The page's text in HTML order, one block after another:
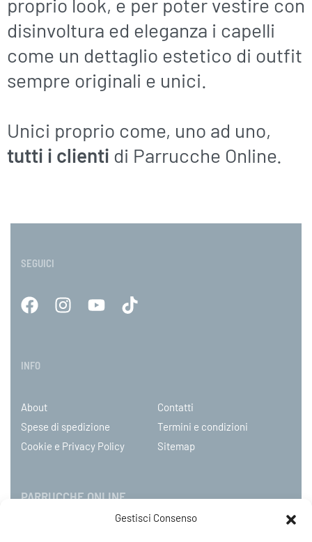
Gestisci Consenso
proprio look, e per poter vestire con
disinvoltura ed eleganza i capelli
come un dettaglio estetico di outfit
sempre originali e unici.
Unici proprio come, uno ad uno,
tutti i clienti di Parrucche Online.
SEGUICI
INFO
About
Contatti
Spese di spedizione
Termini e condizioni
Cookie e Privacy Policy
Sitemap
PARRUCCHE ONLINE